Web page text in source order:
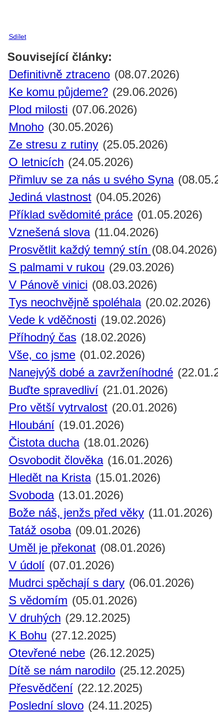
Sdílet
Související články:
Definitivně ztraceno (08.07.2026)
Ke komu půjdeme? (29.06.2026)
Plod milosti (07.06.2026)
Mnoho (30.05.2026)
Ze stresu z rutiny (25.05.2026)
O letnicích (24.05.2026)
Přimluv se za nás u svého Syna
Jediná vlastnost (04.05.2026)
Příklad svědomité práce (01.05.2026)
Vznešená slova (11.04.2026)
Prosvětlit každý temný stín (08.04.2026)
S palmami v rukou (29.03.2026)
V Pánově vinici (08.03.2026)
Tys neochvějně spoléhala (20.02.2026)
Vede k vděčnosti (19.02.2026)
Příhodný čas (18.02.2026)
Vše, co jsme (01.02.2026)
Nanejvýš dobé a zavrženíhodné
Buďte spravedliví (21.01.2026)
Pro větší vytrvalost (20.01.2026)
Hloubání (19.01.2026)
Čistota ducha (18.01.2026)
Osvobodit člověka (16.01.2026)
Hledět na Krista (15.01.2026)
Svoboda (13.01.2026)
Bože náš, jenžs před věky (11.01.2026)
Tatáž osoba (09.01.2026)
Uměl je překonat (08.01.2026)
V údolí (07.01.2026)
Mudrci spěchají s dary (06.01.2026)
S vědomím (05.01.2026)
V druhých (29.12.2025)
K Bohu (27.12.2025)
Otevřené nebe (26.12.2025)
Dítě se nám narodilo (25.12.2025)
Přesvědčení (22.12.2025)
Poslední slovo (24.11.2025)